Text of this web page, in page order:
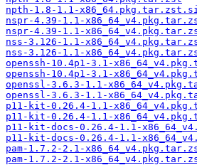
npth-1.8-1.1-
nspr-4.39-1.1-
nspr-4.39-1.1-
nss-3.126-1.1-
nss-3.126-1.1-
openssh-10.4p1-3.1-
openssh-10.4p1-3.1-
openssl-3.6.3-1.1-
openssl-3.6.3-1.1-
p11-kit-0.26.4-1.1-
p11-kit-0.26.4-1.1-
p11-kit-docs-0.26.4-1.1-
p11-kit-docs-0.26.4-1.1-
pam-1.7.2-2.1-
pam-1.7.2-2.1-